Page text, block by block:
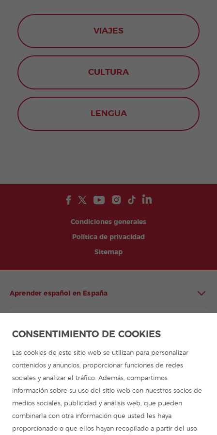
VIAJES
CULTURA
LENGUA
Condiciones generales
Política de privacidad
Sitemap
Aprender español en España
Campamentos de verano
Cursos de español
Recursos para aprender español
CONSENTIMIENTO DE COOKIES
Las cookies de este sitio web se utilizan para personalizar
contenidos y anuncios, proporcionar funciones de redes
sociales y analizar el tráfico. Además, compartimos
información sobre su uso del sitio web con nuestros socios de
medios sociales, publicidad y análisis web, que pueden
combinarla con otra información que usted les haya
proporcionado o que ellos hayan recopilado a partir del uso